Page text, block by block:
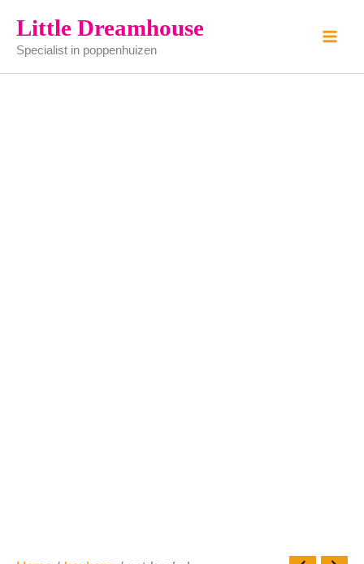
naar
inhoud
Little Dreamhouse
Specialist in poppenhuizen
kachel
aantal